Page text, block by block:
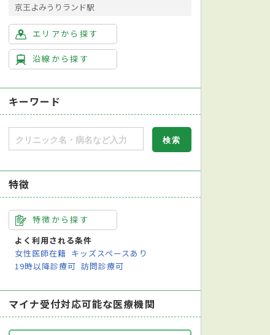
京王よみうりランド駅
エリアから探す
沿線から探す
キーワード
特徴
特徴から探す
よく利用される条件
女性医師在籍 キッズスペースあり
19時以降診療可 訪問診療可
マイナ受付対応可能な医療機関